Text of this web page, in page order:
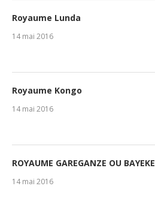
Royaume Lunda
14 mai 2016
Royaume Kongo
14 mai 2016
ROYAUME GAREGANZE OU BAYEKE
14 mai 2016